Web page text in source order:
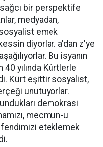
sağcı bir perspektife
medyadan,
emek
diyorlar. a'dan z'ye
Bu isyanın
40 yılında Kürtlerle
Kürt eşittir sosyalist,
unutuyorlar.
demokrasi
mecmun-u
eteklemek